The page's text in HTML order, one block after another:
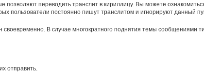
позволяют переводить транслит в кириллицу. Вы можете
пользователи постоянно пишут транслитом и игнорируют данный
В случае многократного поднятия темы сообщениями
отправить.